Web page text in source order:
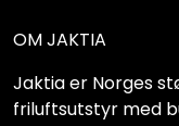
OM JAKTIA
Jaktia er Norges
friluftsutstyr med